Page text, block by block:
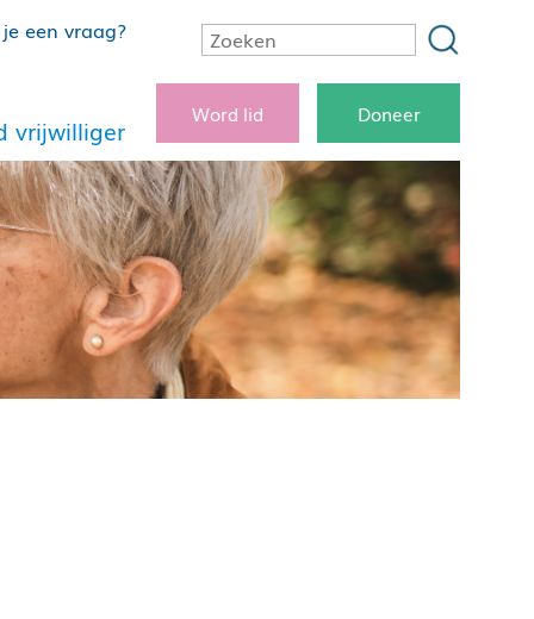
een vraag?
vrijwilliger
Word lid Doneer